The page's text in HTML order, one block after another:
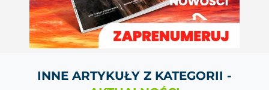
INNE ARTYKUŁY Z KATEGORII -